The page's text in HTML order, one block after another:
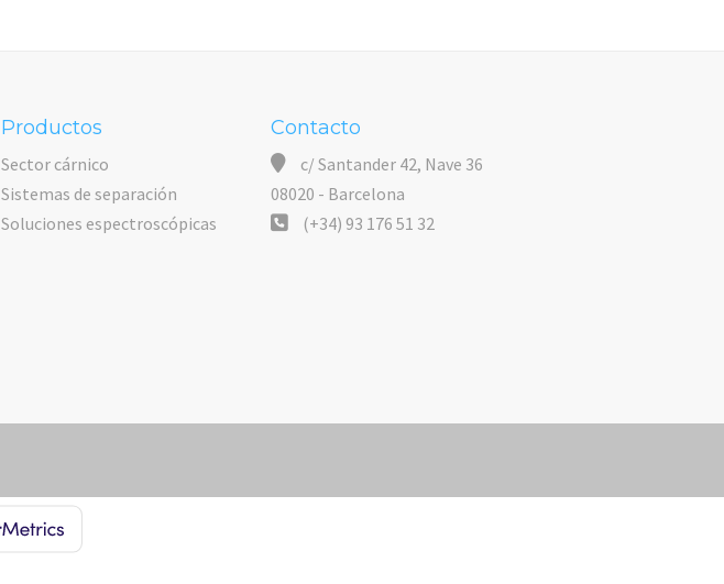
Productos
Sector cárnico
Sistemas de separación
Soluciones espectroscópicas
Contacto
c/ Santander 42, Nave 36
08020 - Barcelona
(+34) 93 176 51 32